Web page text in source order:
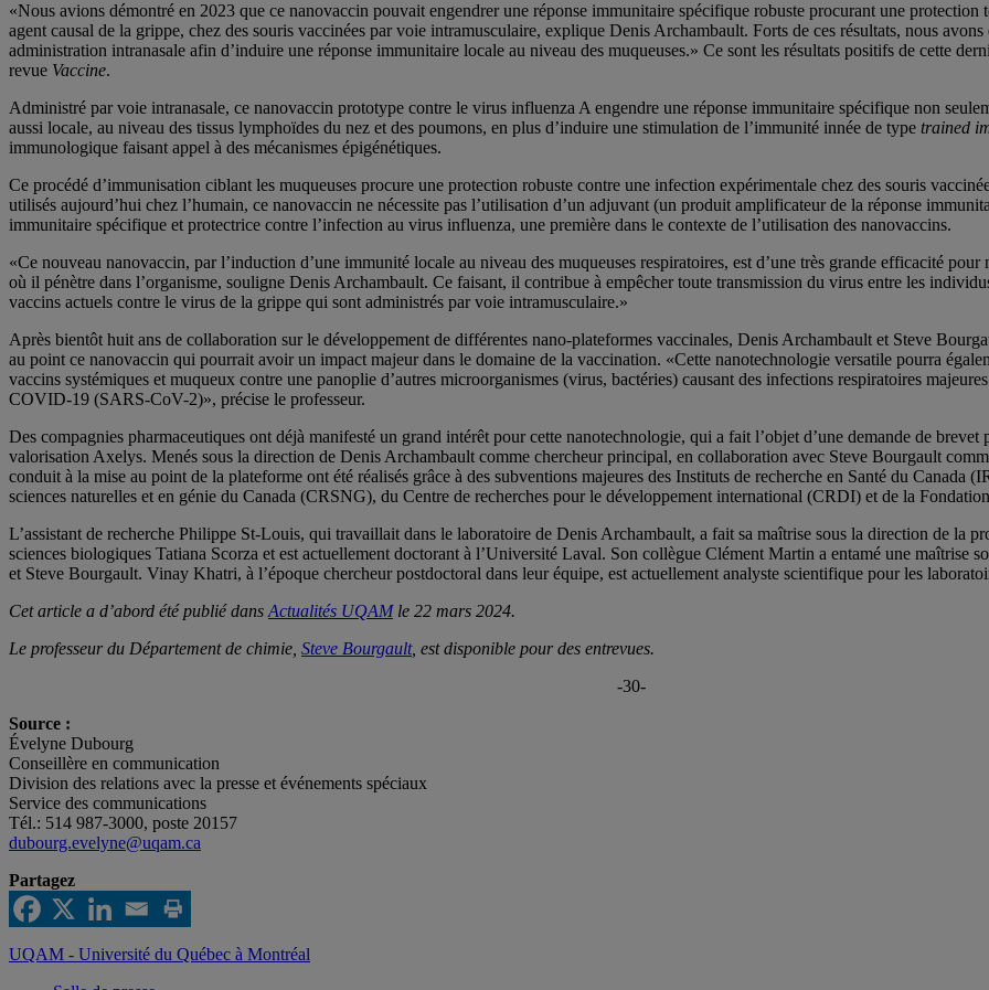
«Nous avions démontré en 2023 que ce nanovaccin pouvait engendrer une réponse immunitaire spécifique robuste procurant une
agent causal de la grippe, chez des souris vaccinées par voie intramusculaire, explique Denis Archambault. Forts de ces résultats, nous
administration intranasale afin d’induire une réponse immunitaire locale au niveau des muqueuses.» Ce sont les résultats positifs de cette
revue Vaccine.
Administré par voie intranasale, ce nanovaccin prototype contre le virus influenza A engendre une réponse immunitaire spécifique non
aussi locale, au niveau des tissus lymphoïdes du nez et des poumons, en plus d’induire une stimulation de l’immunité innée de type trained
immunologique faisant appel à des mécanismes épigénétiques.
Ce procédé d’immunisation ciblant les muqueuses procure une protection robuste contre une infection expérimentale chez des souris
utilisés aujourd’hui chez l’humain, ce nanovaccin ne nécessite pas l’utilisation d’un adjuvant (un produit amplificateur de la réponse
immunitaire spécifique et protectrice contre l’infection au virus influenza, une première dans le contexte de l’utilisation des nanovaccins.
«Ce nouveau nanovaccin, par l’induction d’une immunité locale au niveau des muqueuses respiratoires, est d’une très grande efficacité
où il pénètre dans l’organisme, souligne Denis Archambault. Ce faisant, il contribue à empêcher toute transmission du virus entre les
vaccins actuels contre le virus de la grippe qui sont administrés par voie intramusculaire.»
Après bientôt huit ans de collaboration sur le développement de différentes nano-plateformes vaccinales, Denis Archambault et Steve
au point ce nanovaccin qui pourrait avoir un impact majeur dans le domaine de la vaccination. «Cette nanotechnologie versatile pourra
vaccins systémiques et muqueux contre une panoplie d’autres microorganismes (virus, bactéries) causant des infections respiratoires
COVID-19 (SARS-CoV-2)», précise le professeur.
Des compagnies pharmaceutiques ont déjà manifesté un grand intérêt pour cette nanotechnologie, qui a fait l’objet d’une demande de brevet
valorisation Axelys. Menés sous la direction de Denis Archambault comme chercheur principal, en collaboration avec Steve Bourgault
conduit à la mise au point de la plateforme ont été réalisés grâce à des subventions majeures des Instituts de recherche en Santé du Canada
sciences naturelles et en génie du Canada (CRSNG), du Centre de recherches pour le développement international (CRDI) et de la
L’assistant de recherche Philippe St-Louis, qui travaillait dans le laboratoire de Denis Archambault, a fait sa maîtrise sous la direction de la
sciences biologiques Tatiana Scorza et est actuellement doctorant à l’Université Laval. Son collègue Clément Martin a entamé une maîtrise
et Steve Bourgault. Vinay Khatri, à l’époque chercheur postdoctoral dans leur équipe, est actuellement analyste scientifique pour les
Cet article a d’abord été publié dans Actualités UQAMle 22 mars 2024.
Le professeur du Département de chimie, Steve Bourgault, est disponible pour des entrevues.
-30-
Source :
Évelyne Dubourg
Conseillère en communication
Division des relations avec la presse et événements spéciaux
Service des communications
Tél.: 514 987-3000, poste 20157
dubourg.evelyne@uqam.ca
Partagez
UQAM - Université du Québec à Montréal